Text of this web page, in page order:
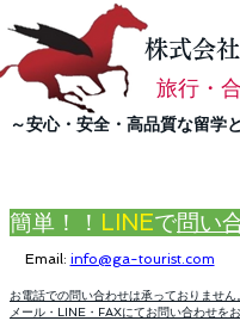
株式会社
旅行・
～安心・安全・高品質な留学
Email: info@ga-tourist.com
簡単！！ LINEで問い
お電話での問い合わせは承っておりません
メール・LINE・FAXにてお問い合わせを